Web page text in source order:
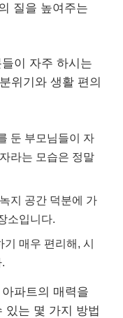
질을 높여주는
이 자주 하시는
위기와 생활 편의
둔 부모님들이 자
라는 모습은 정말
지 공간 덕분에 가
소입니다.
매우 편리해, 시
파트의 매력을
있는 몇 가지 방법